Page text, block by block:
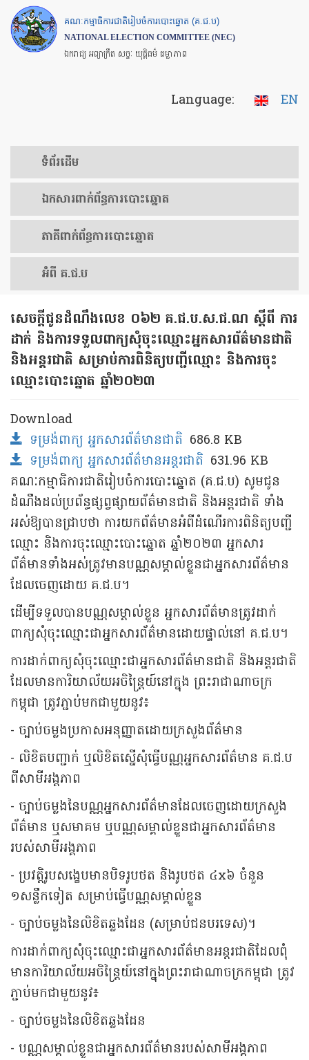
Skip
to
main
គណៈកម្មាធិការជាតិរៀបចំការបោះឆ្នោត (គ.ជ.ប)
NATIONAL ELECTION COMMITTEE (NEC)
ឯករាជ្យ អព្យាក្រឹត សច្ចៈ យុត្តិធម៌ តម្លាភាព
Language: EN
ទំព័រ​ដើម
ឯកសារ​ពាក់ព័ន្ធ​ការ​បោះឆ្នោត
​ភាគីពាក់ព័ន្ធ​​ការ​បោះឆ្នោត
អំពី គ.ជ.ប
សេចក្តីជូនដំណឹងលេខ ០៦២ គ.ជ.ប.ស.ជ.ណ ស្តីពី ការ
ដាក់ និងការទទួលពាក្យសុំចុះឈ្មោះអ្នកសារព័ត៌មានជាតិ
និងអន្តរជាតិ សម្រាប់ការពិនិត្យបញ្ជីឈ្មោះ និងការចុះ
ឈ្មោះបោះឆ្នោត ឆ្នាំ២០២៣
Download
ទម្រង់ពាក្យ អ្នកសារព័ត៌មានជាតិ 686.8 KB
ទម្រង់ពាក្យ អ្នកសារព័ត៌មានអន្តរជាតិ 631.96 KB
គណៈកម្មាធិការជាតិរៀបចំការបោះឆ្នោត (គ.ជ.ប) សូមជូន
ដំណឹងដល់ប្រព័ន្ធផ្សព្វផ្សាយព័ត៌មានជាតិ និងអន្តរជាតិ ទាំង
អស់ឱ្យបានជ្រាបថា ការយកព័ត៌មានអំពីដំណើរការពិនិត្យបញ្ជី
ឈ្មោះ និងការចុះឈ្មោះបោះឆ្នោត ឆ្នាំ២០២៣ អ្នកសារ
ព័ត៌មានទាំងអស់ត្រូវមានបណ្ណសម្គាល់ខ្លួនជាអ្នកសារព័ត៌មាន
ដែលចេញដោយ គ.ជ.ប។
ដើម្បីទទួលបានបណ្ណសម្គាល់ខ្លួន អ្នកសារព័ត៌មានត្រូវដាក់
ពាក្យសុំចុះឈ្មោះជាអ្នកសារព័ត៌មានដោយផ្ទាល់នៅ គ.ជ.ប។
ការដាក់ពាក្យសុំចុះឈ្មោះជាអ្នកសារព័ត៌មានជាតិ និងអន្តរជាតិ
ដែលមានការិយាល័យអចិន្រ្តៃយ៍នៅក្នុង ព្រះរាជាណាចក្រ
កម្ពុជា ត្រូវភ្ជាប់មកជាមួយនូវ៖
- ច្បាប់ចម្លងប្រកាសអនុញ្ញាតដោយក្រសួងព័ត៌មាន
- លិខិតបញ្ជាក់ ឬលិខិតស្នើសុំធ្វើបណ្ណអ្នកសារព័ត៌មាន គ.ជ.ប
ពីសាមីអង្គភាព
- ច្បាប់ចម្លងនៃបណ្ណអ្នកសារព័ត៌មានដែលចេញដោយក្រសួង
ព័ត៌មាន ឬសមាគម ឬបណ្ណសម្គាល់ខ្លួនជាអ្នកសារព័ត៌មាន
របស់សាមីអង្គភាព
- ប្រវត្តិរូបសង្ខេបមានបិទរូបថត និងរូបថត ៤x៦ ចំនួន
១សន្លឹកទៀត សម្រាប់ធ្វើបណ្ណសម្គាល់ខ្លួន
- ច្បាប់ចម្លងនៃលិខិតឆ្លងដែន (សម្រាប់ជនបរទេស)។
ការដាក់ពាក្យសុំចុះឈ្មោះជាអ្នកសារព័ត៌មានអន្តរជាតិដែលពុំ
មានការិយាល័យអចិន្រ្តៃយ៍នៅក្នុងព្រះរាជាណាចក្រកម្ពុជា ត្រូវ
ភ្ជាប់មកជាមួយនូវ៖
- ច្បាប់ចម្លងនៃលិខិតឆ្លងដែន
- បណ្ណសម្គាល់ខ្លួនជាអ្នកសារព័ត៌មានរបស់សាមីអង្គភាព